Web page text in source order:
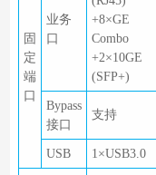
固
定
端
口
业务
口
+8×GE
Combo
+2×10GE
(SFP+)
Bypass
接口
支持
USB 1×USB3.0